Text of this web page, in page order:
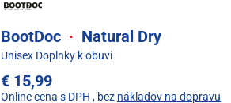
BootDoc · Natural Dry
Unisex Doplnky k obuvi
€ 15,99
Online cena s DPH , bez nákladov na dopravu